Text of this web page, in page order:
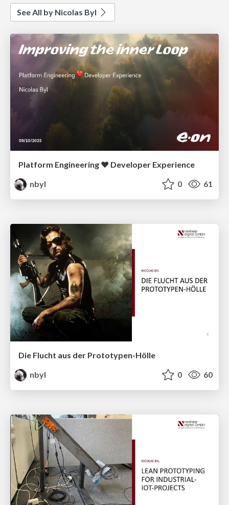
See All by Nicolas Byl
Platform Engineering ❤️ Developer Experience
nbyl
0 61
Die Flucht aus der Prototypen-Hölle
nbyl
0 60